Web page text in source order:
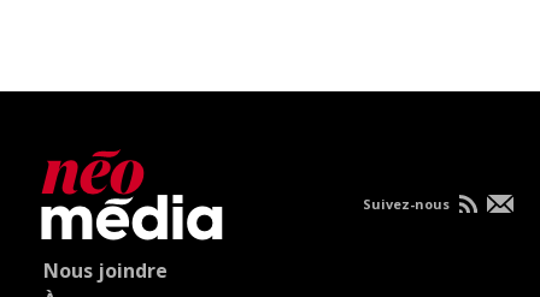
Nous joindre
Suivez-nous